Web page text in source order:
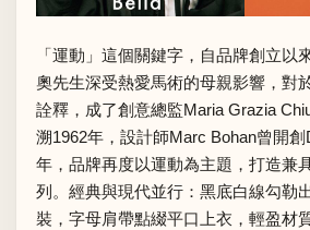
「運動」這個關鍵字，自品牌創立以
奧先生深受熱愛馬術的母親影響，對
詮釋，成了創意總監Maria Grazia
溯1962年，設計師Marc Bohan曾開
年，品牌再度以運動為主題，打造兼
列。經典與現代並行：黑底白線勾勒
裝，字母肩帶點綴平口上衣，輕盈材